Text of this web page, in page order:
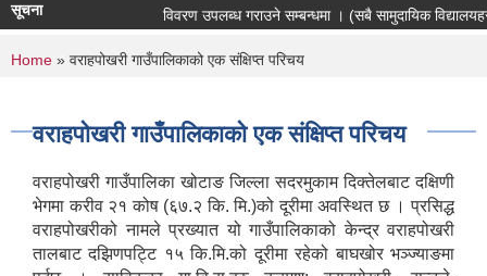
सूचना विवरण उपलब्ध गराउने सम्बन्धमा । (सबै सामुदायिक विद्यालयहरु)
You are here
Home » वराहपोखरी गाउँपालिकाको एक संक्षिप्त परिचय
वराहपोखरी गाउँपालिकाको एक संक्षिप्त परिचय
वराहपोखरी गाउँपालिका खोटाङ जिल्ला सदरमुकाम दिक्तेलबाट दक्षिणी
भेगमा करीव २१ कोष (६७.२ कि. मि.)को दूरीमा अवस्थित छ । प्रसिद्ध
वराहपोखरीको नामले प्रख्यात यो गाउँपालिकाको केन्द्र वराहपोखरी
तालबाट दझिणपट्टि १५ कि.मि.को दूरीमा रहेको बाघखोर भञ्ज्याङमा